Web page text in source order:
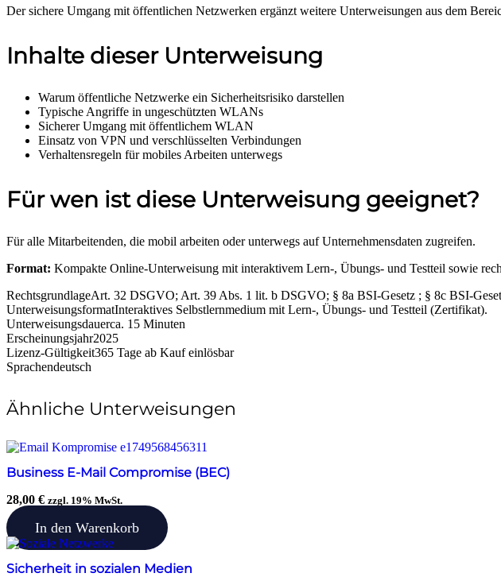
Der sichere Umgang mit öffentlichen Netzwerken ergänzt weitere Unterweisungen aus dem
Inhalte dieser Unterweisung
Warum öffentliche Netzwerke ein Sicherheitsrisiko darstellen
Typische Angriffe in ungeschützten WLANs
Sicherer Umgang mit öffentlichem WLAN
Einsatz von VPN und verschlüsselten Verbindungen
Verhaltensregeln für mobiles Arbeiten unterwegs
Für wen ist diese Unterweisung geeignet?
Für alle Mitarbeitenden, die mobil arbeiten oder unterwegs auf Unternehmensdaten zugreifen.
Format: Kompakte Online-Unterweisung mit interaktivem Lern-, Übungs- und Testteil sowie
RechtsgrundlageArt. 32 DSGVO; Art. 39 Abs. 1 lit. b DSGVO; § 8a BSI-Gesetz ; § 8c BSI-
UnterweisungsformatInteraktives Selbstlernmedium mit Lern-, Übungs- und Testteil (Zertifikat).
Unterweisungsdauerca. 15 Minuten
Erscheinungsjahr2025
Lizenz-Gültigkeit365 Tage ab Kauf einlösbar
Sprachendeutsch
Ähnliche Unterweisungen
Business E-Mail Compromise (BEC)
28,00 € zzgl. 19% MwSt.
In den Warenkorb
Sicherheit in sozialen Medien